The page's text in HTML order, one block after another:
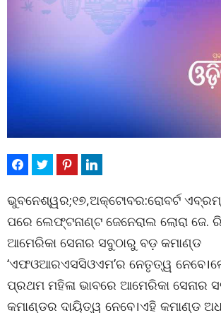
ଭୁବନେଶ୍ୱର;୧୭,ଅକ୍ଟୋବର:ରୋବର୍ଟ
ପରେ ଲେଫ୍ଟନାଣ୍ଟ ଜେନେରାଲ ଲୋରା ଜେ.
ଆମେରିକା ସେନାର ସବୁଠାରୁ ବଡ଼ କମାଣ୍ଡ
‘ଏଫଓଆରଏସସିଓଏମ’ର ନେତୃତ୍ୱ
ପ୍ରଥମ ମହିଳା ଭାବରେ ଆମେରିକା ସେନାର
କମାଣ୍ଡର ଦାୟିତ୍ୱ ନେବେ।ଏହି କମାଣ୍ଡ